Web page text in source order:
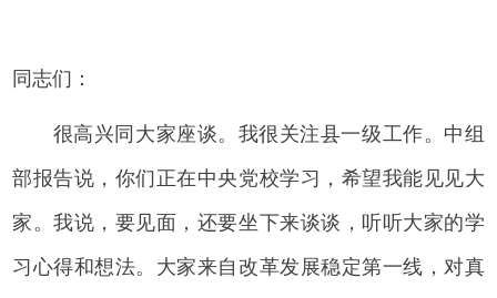
同志们：
很高兴同大家座谈。我很关注县一级工作。中组
部报告说，你们正在中央党校学习，希望我能见见大
家。我说，要见面，还要坐下来谈谈，听听大家的学
习心得和想法。大家来自改革发展稳定第一线，对真